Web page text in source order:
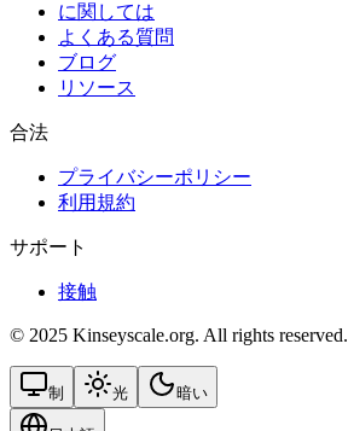
に関しては
よくある質問
ブログ
リソース
合法
プライバシーポリシー
利用規約
サポート
接触
© 2025 Kinseyscale.org. All rights reserved.
制 光 暗い